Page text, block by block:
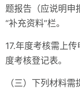
题报告（应说明申
“补充资料”栏。
17.年度考核需上
度考核登记表。
（三）下列材料